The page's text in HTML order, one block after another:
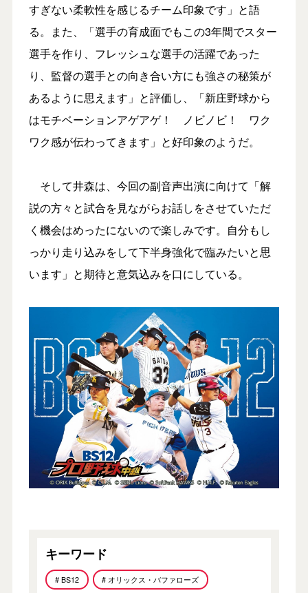
すぎない柔軟性を感じるチーム印象です」と語
る。また、「選手の育成面でもこの3年間でスター
選手を作り、フレッシュな選手の活躍であった
り、監督の選手との向き合い方にも強さの秘策が
あるように思えます」と評価し、「新庄野球から
はモチベーションアゲアゲ！ ノビノビ！ ワク
ワク感が伝わってきます」と好印象のようだ。
そして井森は、今回の副音声出演に向けて「解
説の方々と試合を見ながらお話しをさせていただ
く機会はめったにないので楽しみです。自分もし
っかり走り込みをして下半身強化で臨みたいと思
います」と期待と意気込みを口にしている。
キーワード
# BS12 # オリックス・バファローズ